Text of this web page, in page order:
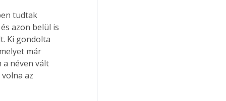
tudtak
azon belül is
Ki gondolta
már
a néven vált
az